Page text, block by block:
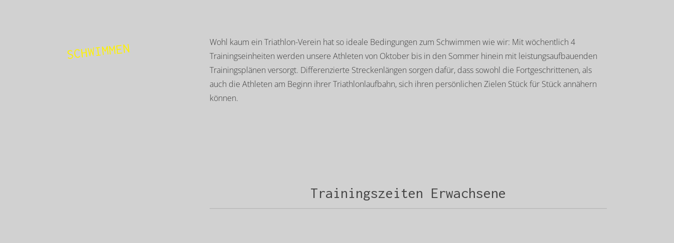
SCHWIMMEN
Wohl kaum ein Triathlon-Verein hat so ideale Bedingungen zum Schwimmen wie wir: Mit wöchentlich 4
Trainingseinheiten werden unsere Athleten von Oktober bis in den Sommer hinein mit leistungsaufbauenden
Trainingsplänen versorgt. Differenzierte Streckenlängen sorgen dafür, dass sowohl die Fortgeschrittenen, als
auch die Athleten am Beginn ihrer Triathlonlaufbahn, sich ihren persönlichen Zielen Stück für Stück annähern
können.
Trainingszeiten Erwachsene